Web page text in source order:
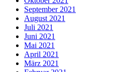
September 2021
August 2021
Juli 2021
Juni 2021
Mai 2021
April 2021
März 2021